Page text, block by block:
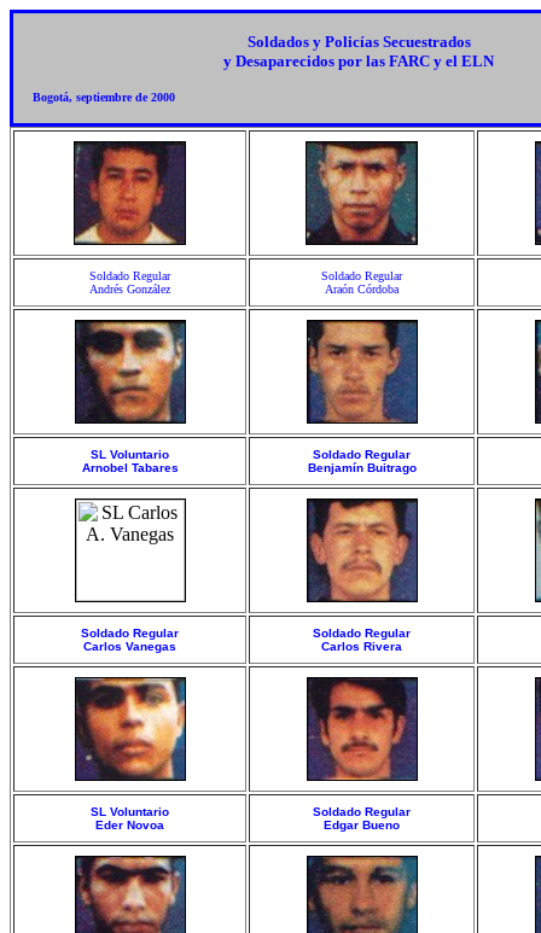
Soldados y Policías Secuestrados
y Desaparecidos por las FARC y el ELN
Bogotá, septiembre de 2000
Soldado Regular
Andrés González
Soldado Regular
Araón Córdoba
SL Voluntario
Arnobel Tabares
Soldado Regular
Benjamín Buitrago
Soldado Regular
Carlos Vanegas
Soldado Regular
Carlos Rivera
SL Voluntario
Eder Novoa
Soldado Regular
Edgar Bueno